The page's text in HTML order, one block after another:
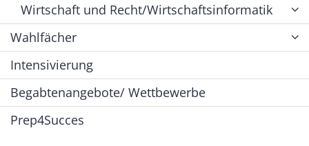
Wirtschaft und Recht/Wirtschaftsinformatik
Wahlfächer
Intensivierung
Begabtenangebote/ Wettbewerbe
Prep4Succes